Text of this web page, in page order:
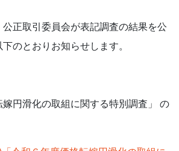
正取引委員会が表記調査の結果を公
のとおりお知らせします。
嫁円滑化の取組に関する特別調査」 の